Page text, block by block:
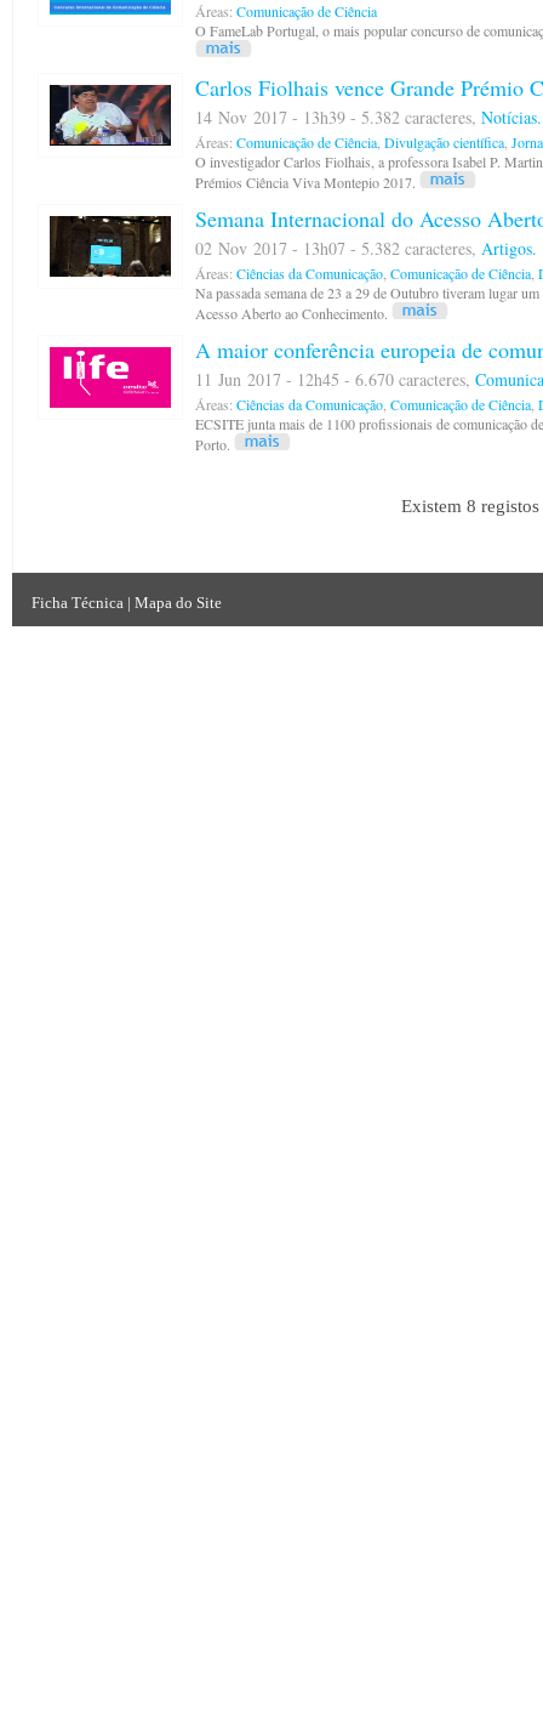
Áreas: Comunicação de Ciência
O FameLab Portugal, o mais popular concurso de
Carlos Fiolhais vence Grande Prémio
14 Nov 2017 - 13h39 - 5.382 caracteres, Notícias.
Áreas: Comunicação de Ciência Divulgação científica
O investigador Carlos Fiolhais, a professora Isabel P.
Prémios Ciência Viva Montepio 2017.
Semana Internacional do Acesso
02 Nov 2017 - 13h07 - 5.382 caracteres, Artigos.
Áreas: Ciências da Comunicação Comunicação de Ciência
Na passada semana de 23 a 29 de Outubro tiveram lugar
Acesso Aberto ao Conhecimento.
A maior conferência europeia de
11 Jun 2017 - 12h45 - 6.670 caracteres,
Áreas: Ciências da Comunicação Comunicação de Ciência
ECSITE junta mais de 1100 profissionais de comunicação
Porto.
Existem 8
Ficha Técnica | Mapa do Site